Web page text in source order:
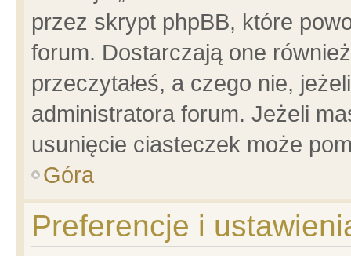
przez skrypt phpBB, które
forum. Dostarczają one
przeczytałeś, a czego nie,
administratora forum. Jeżeli
usunięcie ciasteczek może
Góra
Preferencje i